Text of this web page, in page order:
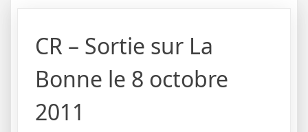
CR – Sortie sur La
Bonne le 8 octobre
2011